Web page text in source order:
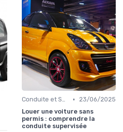
Conduite et Sécurité •
23/06/2025
Louer une voiture sans
permis : comprendre la
conduite supervisée